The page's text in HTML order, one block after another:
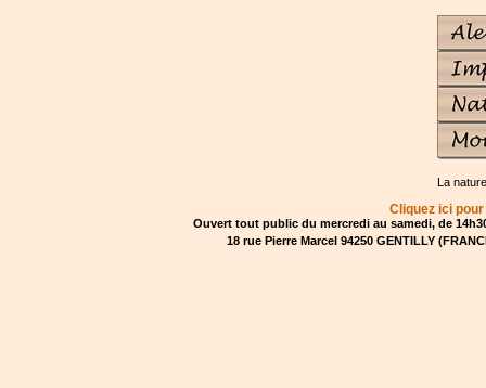
La
Cliquez ici
Ouvert tout public du mercredi au samedi, de
18 rue Pierre Marcel 94250 GENTILLY